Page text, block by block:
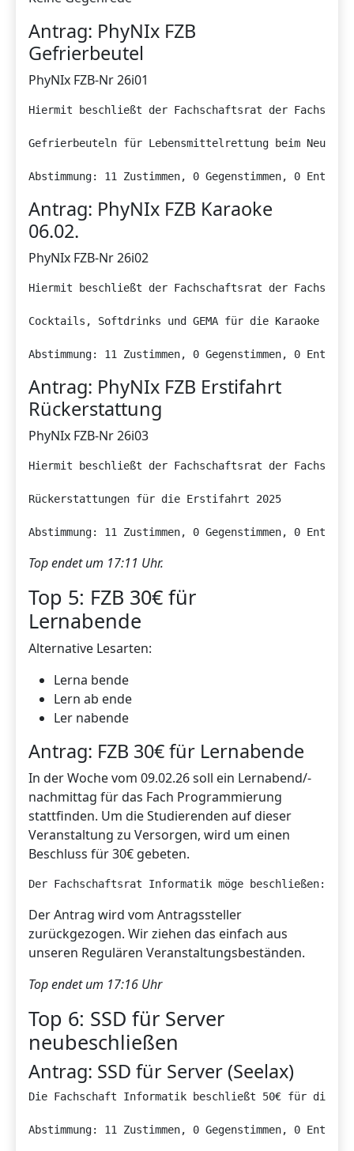
Antrag: PhyNIx FZB
Gefrierbeutel
PhyNIx FZB-Nr 26i01
Hiermit beschließt der Fachschaftsrat der
Gefrierbeuteln für Lebensmittelrettung beim
Abstimmung: 11 Zustimmen, 0 Gegenstimmen, 0
Antrag: PhyNIx FZB Karaoke
06.02.
PhyNIx FZB-Nr 26i02
Hiermit beschließt der Fachschaftsrat der
Cocktails, Softdrinks und GEMA für die Karaoke am
Abstimmung: 11 Zustimmen, 0 Gegenstimmen, 0
Antrag: PhyNIx FZB Erstifahrt
Rückerstattung
PhyNIx FZB-Nr 26i03
Hiermit beschließt der Fachschaftsrat der
Rückerstattungen für die Erstifahrt 2025
Abstimmung: 11 Zustimmen, 0 Gegenstimmen, 0
Top endet um 17:11 Uhr.
Top 5: FZB 30€ für
Lernabende
Alternative Lesarten:
Lerna bende
Lern ab ende
Ler nabende
Antrag: FZB 30€ für Lernabende
In der Woche vom 09.02.26 soll ein Lernabend/-
nachmittag für das Fach Programmierung
stattfinden. Um die Studierenden auf dieser
Veranstaltung zu Versorgen, wird um einen
Beschluss für 30€ gebeten.
Der Fachschaftsrat Informatik möge beschließen:
Der Antrag wird vom Antragssteller
zurückgezogen. Wir ziehen das einfach aus
unseren Regulären Veranstaltungsbeständen.
Top endet um 17:16 Uhr
Top 6: SSD für Server
neubeschließen
Antrag: SSD für Server (Seelax)
Die Fachschaft Informatik beschließt 50€ für die
Abstimmung: 11 Zustimmen, 0 Gegenstimmen, 0